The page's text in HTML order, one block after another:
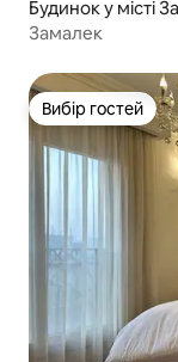
Замалек
Вибір гостей
Вибір гостей